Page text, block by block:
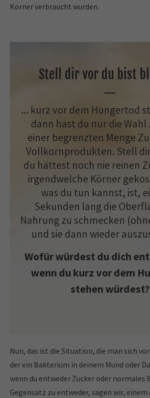
Körner verbraucht wurden.
Stell dir vor du bist
... kurz vor dem Hungertod
dann hast du nur die Wahl
einer begrenzten Menge
Vollkornprodukten. Stell
du hättest noch nie reinen
irgendwelche Körner
was du tun kannst, ist,
Sekunden lang die
Nahrung zu schmecken
und sie dann wieder
Wofür würdest du dich
wenn du kurz vor dem
stehen würdest?
Nun, das ist die Situation, die man sich
der ein Bakterium in deinem Mund oder
wenn du entweder Zucker oder normales
Gegensatz zu entweder, sagen wir,